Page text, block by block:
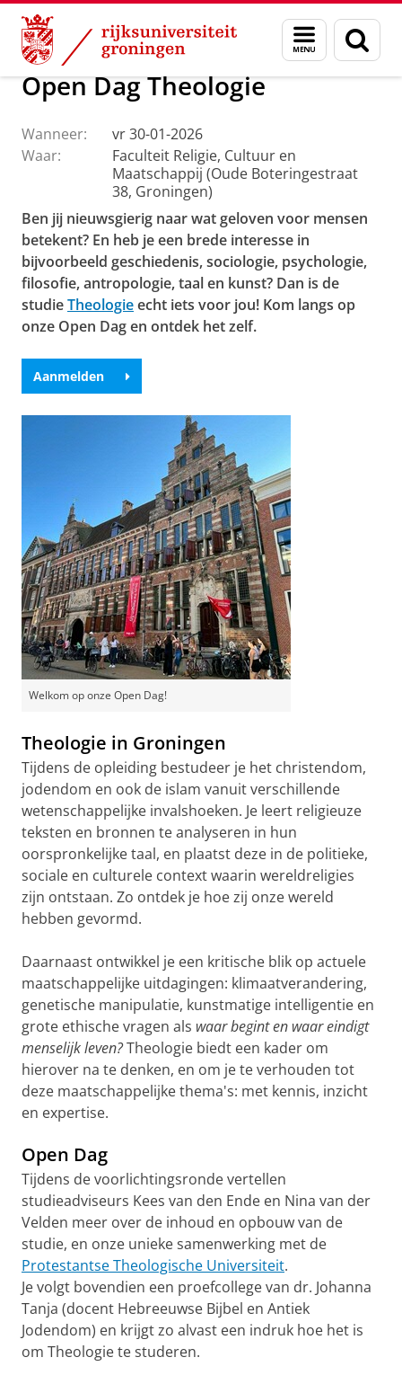
Skip
Content
Skip
Navigation
Menu
en
zoeken
Faculteit Religie, Cultuur en Maatschappij Agenda
Open Dag Theologie
Wanneer:
vr 30-01-2026
Waar:
Faculteit Religie, Cultuur en
Maatschappij (Oude Boteringestraat
38, Groningen)
Ben jij nieuwsgierig naar wat geloven voor mensen
betekent? En heb je een brede interesse in
bijvoorbeeld geschiedenis, sociologie, psychologie,
filosofie, antropologie, taal en kunst? Dan is de
studieTheologieecht iets voor jou! Kom langs op
onze Open Dag en ontdek het zelf.
Aanmelden
Welkom op onze Open Dag!
Theologie in Groningen
Tijdens de opleiding bestudeer je het christendom,
jodendom en ook de islam vanuit verschillende
wetenschappelijke invalshoeken. Je leert religieuze
teksten en bronnen te analyseren in hun
oorspronkelijke taal, en plaatst deze in de politieke,
sociale en culturele context waarin wereldreligies
zijn ontstaan. Zo ontdek je hoe zij onze wereld
hebben gevormd.
Daarnaast ontwikkel je een kritische blik op actuele
maatschappelijke uitdagingen: klimaatverandering,
genetische manipulatie, kunstmatige intelligentie en
grote ethische vragen als waar begint en waar eindigt
menselijk leven?Theologie biedt een kader om
hierover na te denken, en om je te verhouden tot
deze maatschappelijke thema's: met kennis, inzicht
en expertise.
Open Dag
Tijdens de voorlichtingsronde vertellen
studieadviseurs Kees van den Ende en Nina van der
Velden meer over de inhoud en opbouw van de
studie, en onze unieke samenwerking met de
Protestantse Theologische Universiteit.
Je volgt bovendien een proefcollege van dr. Johanna
Tanja (docent Hebreeuwse Bijbel en Antiek
Jodendom) en krijgt zo alvast een indruk hoe het is
om Theologie te studeren.